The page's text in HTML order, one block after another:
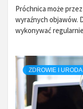
Próchnica może
wyraźnych objawów.
wykonywać
ZDROWIE I URODA